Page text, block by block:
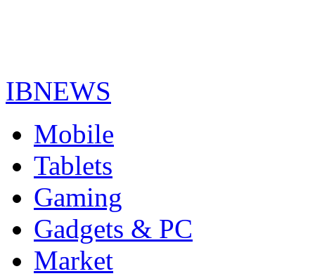
IBNEWS
Mobile
Tablets
Gaming
Gadgets & PC
Market